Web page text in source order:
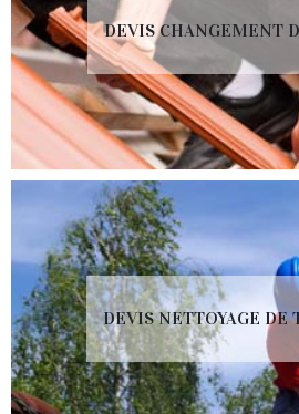
DEVIS CHANGEMENT
DEVIS NETTOYAGE DE